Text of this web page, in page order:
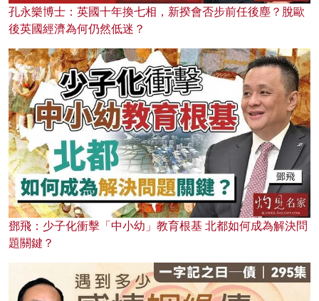
孔永樂博士：英國十年換七相，新揆會否步前任後塵？脫歐
後英國經濟為何仍然低迷？
鄧飛：少子化衝擊「中小幼」教育根基 北都如何成為解決問
題關鍵？